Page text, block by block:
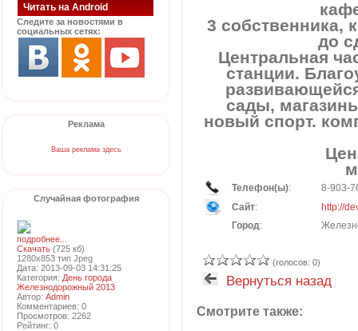
Читать на Android
Следите за новостями в
социальных сетях:
Реклама
Ваша реклама здесь
Случайная фотография
подробнее...
Скачать (725 кб)
1280x853 тип Jpeg
Дата: 2013-09-03 14:31:25
Категория: День города
Железнодорожный 2013
Автор: Admin
Комментариев: 0
Просмотров: 2262
Рейтинг: 0
3 собственника,
до
Центральная
станции.
сады,
новый спорт.
Телефон(ы):
8-903-
Сайт:
http://
Город:
(голосов: 0)
Вернуться назад
Смотрите также: